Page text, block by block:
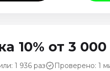
10% от 3
1 936 раз Проверено: 1